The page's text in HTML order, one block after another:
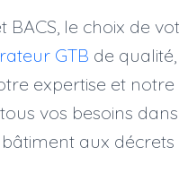
le choix de
GTB de qualité,
expertise et notre
vos besoins
aux décrets